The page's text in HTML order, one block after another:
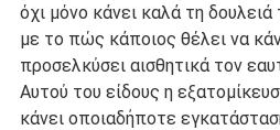
όχι μόνο κάνει καλά τη δουλειά
με το πώς κάποιος θέλει να
προσελκύσει αισθητικά τον
Αυτού του είδους η
κάνει οποιαδήποτε